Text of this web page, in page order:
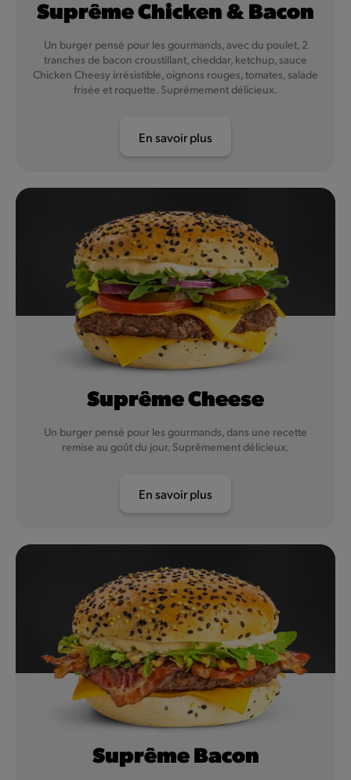
Suprême Chicken & Bacon
Un burger pensé pour les gourmands, avec du poulet, 2
tranches de bacon croustillant, cheddar, ketchup, sauce
Chicken Cheesy irrésistible, oignons rouges, tomates, salade
frisée et roquette. Suprêmement délicieux.
En savoir plus
Suprême Cheese
Un burger pensé pour les gourmands, dans une recette
remise au goût du jour. Suprêmement délicieux.
En savoir plus
Suprême Bacon